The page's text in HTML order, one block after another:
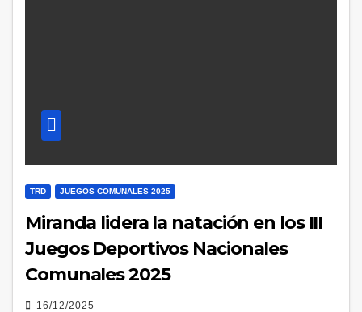
TRD JUEGOS COMUNALES 2025
Miranda lidera la natación en los III
Juegos Deportivos Nacionales
Comunales 2025
16/12/2025